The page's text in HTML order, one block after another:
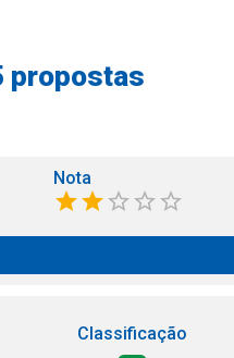
propostas
Nota
Classificação